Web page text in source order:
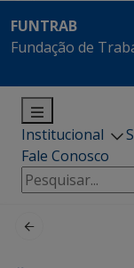
FUNTRAB
Fundação de
Institucional
Fale Conosco
Pesquisar
por: